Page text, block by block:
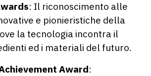
: Il riconoscimento alle
e pionieristiche della
la tecnologia incontra il
ed i materiali del futuro.
Award: